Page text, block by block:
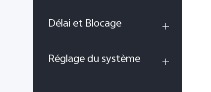
Délai et Blocage
Réglage du système